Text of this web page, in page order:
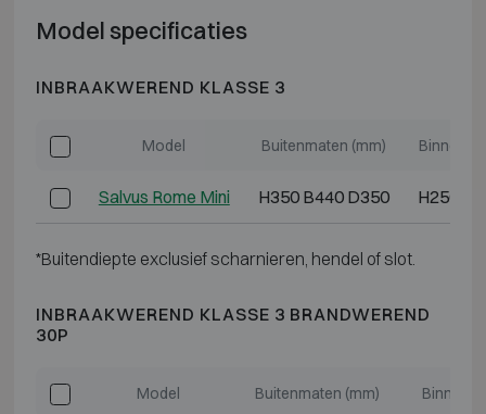
Model specificaties
INBRAAKWEREND KLASSE 3
Model Buitenmaten (mm)
Salvus Rome Mini H350 B440 D350 H250
*Buitendiepte exclusief scharnieren, hendel of slot.
INBRAAKWEREND KLASSE 3 BRANDWEREND
30P
Model Buitenmaten (mm)